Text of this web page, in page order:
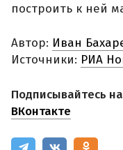
построить к ней
Автор: Иван
Источники: РИА
Подписывайтесь
ВКонтакте